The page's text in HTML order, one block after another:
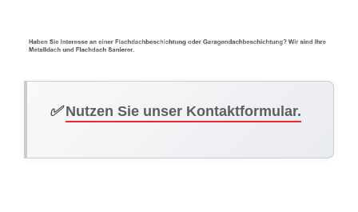
✅Nutzen Sie unser Kontaktformular.